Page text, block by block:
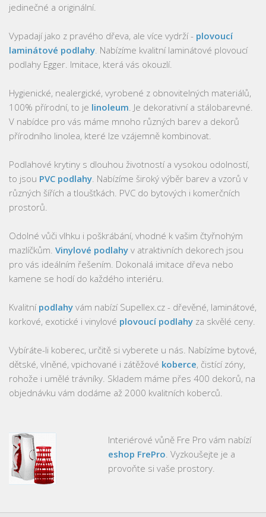
jedinečné a originální.
Vypadají jako z pravého dřeva, ale více vydrží - plovoucí
laminátové podlahy . Nabízíme kvalitní laminátové plovoucí
podlahy Egger. Imitace, která vás okouzlí.
Hygienické, nealergické, vyrobené z obnovitelných materiálů,
100% přírodní, to je linoleum . Je dekorativní a stálobarevné.
V nabídce pro vás máme mnoho různých barev a dekorů
přírodního linolea, které lze vzájemně kombinovat.
Podlahové krytiny s dlouhou životností a vysokou odolností,
to jsou PVC podlahy . Nabízíme široký výběr barev a vzorů v
různých šířích a tloušťkách. PVC do bytových i komerčních
prostorů.
Odolné vůči vlhku i poškrábání, vhodné k vašim čtyřnohým
mazlíčkům. Vinylové podlahy v atraktivních dekorech jsou
pro vás ideálním řešením. Dokonalá imitace dřeva nebo
kamene se hodí do každého interiéru.
Kvalitní podlahy vám nabízí Supellex.cz - dřevěné, laminátové,
korkové, exotické i vinylové plovoucí podlahy za skvělé ceny.
Vybíráte-li koberec, určitě si vyberete u nás. Nabízíme bytové,
dětské, vlněné, vpichované i zátěžové koberce, čistící zóny,
rohože i umělé trávníky. Skladem máme přes 400 dekorů, na
objednávku vám dodáme až 2000 kvalitních koberců.
Interiérové vůně Fre Pro vám nabízí
eshop FrePro . Vyzkoušejte je a
provoňte si vaše prostory.